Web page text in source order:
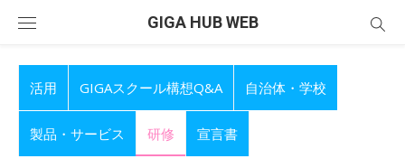
GIGA HUB WEB
活用 GIGAスクール構想Q&A 自治体・学校
製品・サービス 研修 宣言書